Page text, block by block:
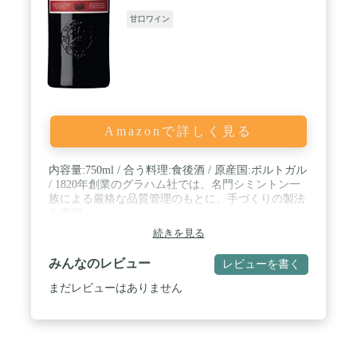
甘口ワイン
Amazonで詳しく見る
内容量:750ml / 合う料理:食後酒 / 原産国:ポルトガル
/ 1820年創業のグラハム社では、名門シミントン一
族による厳格な品質管理のもとに、手づくりの製法
続きを見る
みんなのレビュー レビューを書く
まだレビューはありません